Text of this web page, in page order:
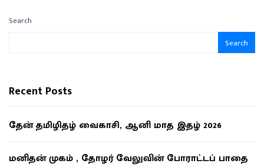
Search
Search
Recent Posts
தேன் தமிழிதழ் வைகாசி, ஆனி மாத இதழ் 2026
மனிதன் முகம் , தோழர் வேலுவின் போராட்டப் பாதை